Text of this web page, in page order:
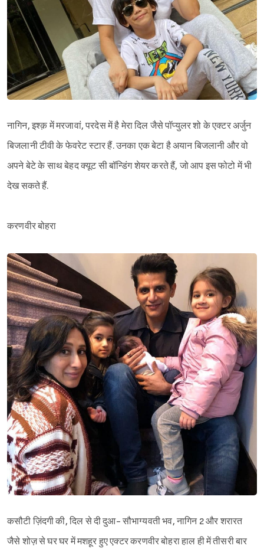
नागिन, इश्क़ में मरजावां, परदेस में है मेरा दिल जैसे पॉप्युलर शो के एक्टर अर्जुन
बिजलानी टीवी के फेवरेट स्टार हैं. उनका एक बेटा है अयान बिजलानी और वो
अपने बेटे के साथ बेहद क्यूट सी बॉन्डिंग शेयर करते हैं, जो आप इस फोटो में भी
देख सकते हैं.
करणवीर बोहरा
कसौटी ज़िंदगी की, दिल से दी दुआ- सौभाग्यवती भव, नागिन 2 और शरारत
जैसे शोज़ से घर घर में मशहूर हुए एक्टर करणवीर बोहरा हाल ही में तीसरी बार